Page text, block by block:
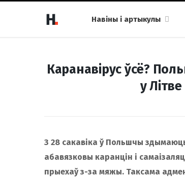
Навіны і артыкулы
Каранавірус ўсё?
у
З 28 сакавіка ў Польшчы
абавязковы каранцін і
прыехаў з-за мяжы. Таксама